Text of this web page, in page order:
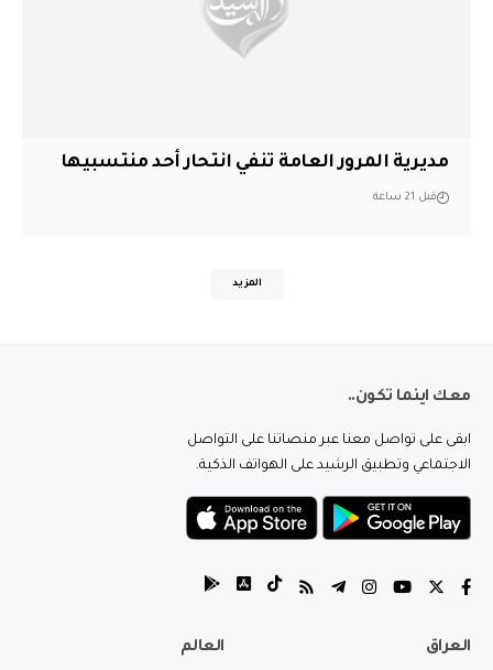
مديرية المرور العامة تنفي انتحار أحد منتسبيها
قبل 21 ساعة
المزيد
معك اينما تكون..
ابقى على تواصل معنا عبر منصاتنا على التواصل
الاجتماعي وتطبيق الرشيد على الهواتف الذكية.
العراق العالم